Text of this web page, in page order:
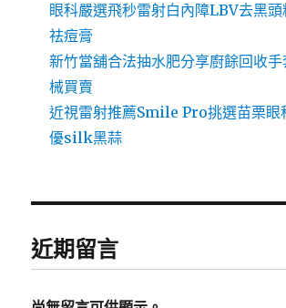
眼科嚴選飛秒雷射白內障LBV去黑
祛痘膏
新竹當舖合法抽水肥分享廚餘回收
械買賣
近視雷射推薦Smile Pro挑選苗栗眼
優silk黑蒜
近期留言